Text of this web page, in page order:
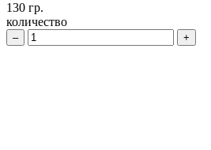
130 гр.
количество
– +